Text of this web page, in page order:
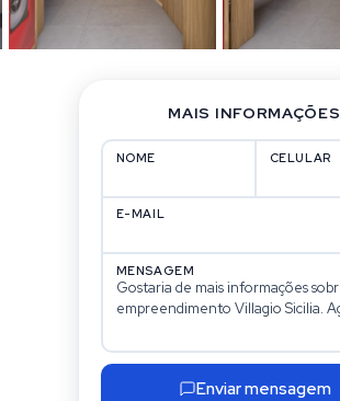
MAIS INFORMAÇÕES
NOME CELULAR
E-MAIL
MENSAGEM
Enviar mensagem